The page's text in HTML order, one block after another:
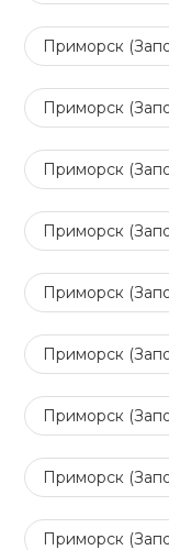
Приморск
Приморск
Приморск
Приморск
Приморск
Приморск
Приморск
Приморск
Приморск